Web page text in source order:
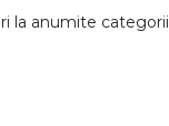
la anumite categorii